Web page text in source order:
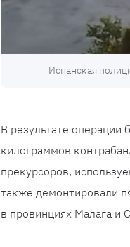
Испанская
В результате
килограммов
прекурсоров,
также демонтировали
в провинциях Малага и